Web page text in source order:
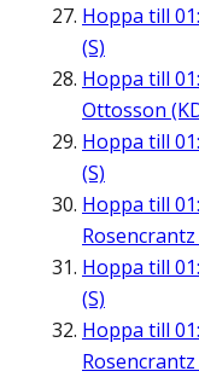
Hoppa till
(S)
Hoppa till
Ottosson
Hoppa till
(S)
Hoppa till
Hoppa till
(S)
Hoppa till